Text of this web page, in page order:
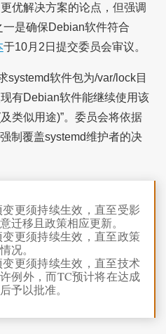
优解决方案的论点，但强调
是确保Debian软件符合
于10月2日提交委员会审议。
systemd软件包为/var/lock目
有Debian软件能继续使用该
类似用途)”。委员会将依据
制覆盖systemd维护者的决
变更须持续生效，直至受影
迁移且政策相应更新。
变更须持续生效，直至政策
况。
变更须持续生效，直至技术
例外，而TC预计将在达成
予以批准。